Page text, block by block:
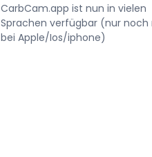
CarbCam.app ist nun in vielen
Sprachen verfügbar (nur noch
bei Apple/Ios/iphone)